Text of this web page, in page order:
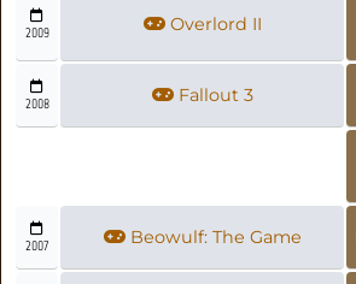
2009 Overlord II
2008 Fallout 3
2007 Beowulf: The Game